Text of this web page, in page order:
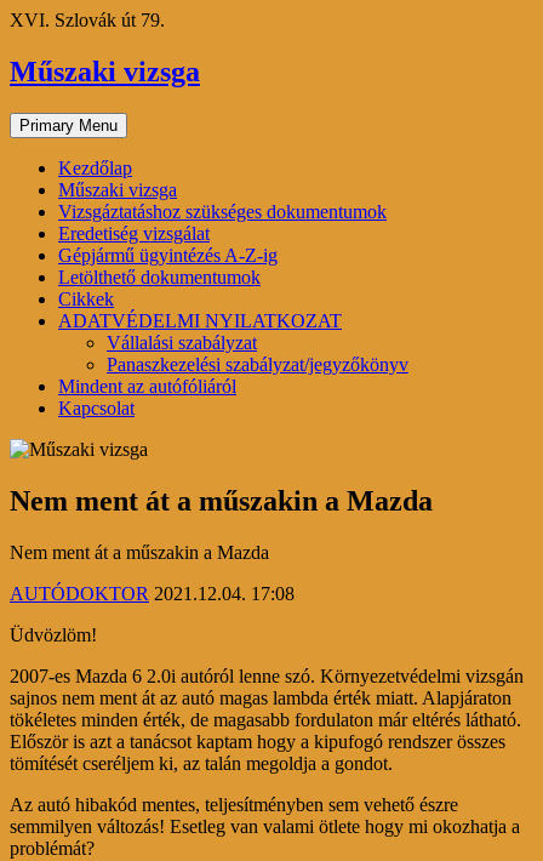
Skip
content
XVI. Szlovák út 79.
Műszaki vizsga
Primary Menu
Kezdőlap
Műszaki vizsga
Vizsgáztatáshoz szükséges dokumentumok
Eredetiség vizsgálat
Gépjármű ügyintézés A-Z-ig
Letölthető dokumentumok
Cikkek
ADATVÉDELMI NYILATKOZAT
Vállalási szabályzat
Panaszkezelési szabályzat/jegyzőkönyv
Mindent az autófóliáról
Kapcsolat
Nem ment át a műszakin a Mazda
Nem ment át a műszakin a Mazda
AUTÓDOKTOR 2021.12.04. 17:08
Üdvözlöm!
2007-es Mazda 6 2.0i autóról lenne szó. Környezetvédelmi vizsgán
sajnos nem ment át az autó magas lambda érték miatt. Alapjáraton
tökéletes minden érték, de magasabb fordulaton már eltérés látható.
Először is azt a tanácsot kaptam hogy a kipufogó rendszer összes
tömítését cseréljem ki, az talán megoldja a gondot.
Az autó hibakód mentes, teljesítményben sem vehető észre
semmilyen változás! Esetleg van valami ötlete hogy mi okozhatja a
problémát?